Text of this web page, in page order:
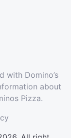
with Domino’s
about
Pizza.